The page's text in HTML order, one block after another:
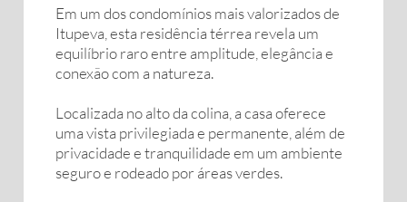
Em um dos condomínios mais valorizados de
Itupeva, esta residência térrea revela um
equilíbrio raro entre amplitude, elegância e
conexão com a natureza.
Localizada no alto da colina, a casa oferece
uma vista privilegiada e permanente, além de
privacidade e tranquilidade em um ambiente
seguro e rodeado por áreas verdes.